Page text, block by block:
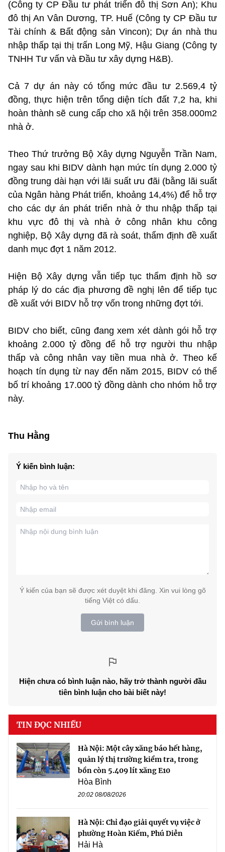
(Công ty CP Đầu tư phát triển đô thị Sơn An); Khu
đô thị An Vân Dương, TP. Huế (Công ty CP Đầu tư
Tài chính & Bất động sản Vincon); Dự án nhà thu
nhập thấp tại thị trấn Long Mỹ, Hậu Giang (Công ty
TNHH Tư vấn và Đầu tư xây dựng H&B).
Cả 7 dự án này có tổng mức đầu tư 2.569,4 tỷ
đồng, thực hiện trên tổng diện tích đất 7,2 ha, khi
hoàn thành sẽ cung cấp cho xã hội trên 358.000m2
nhà ở.
Theo Thứ trưởng Bộ Xây dựng Nguyễn Trần Nam,
ngay sau khi BIDV dành hạn mức tín dụng 2.000 tỷ
đồng trung dài hạn với lãi suất ưu đãi (bằng lãi suất
của Ngân hàng Phát triển, khoảng 14,4%) để hỗ trợ
cho các dự án phát triển nhà ở thu nhập thấp tại
khu vực đô thị và nhà ở công nhân khu công
nghiệp, Bộ Xây dựng đã rà soát, thẩm định đề xuất
danh mục đợt 1 năm 2012.
Hiện Bộ Xây dựng vẫn tiếp tục thẩm định hồ sơ
pháp lý do các địa phương đề nghị lên để tiếp tục
đề xuất với BIDV hỗ trợ vốn trong những đợt tới.
BIDV cho biết, cũng đang xem xét dành gói hỗ trợ
khoảng 2.000 tỷ đồng để hỗ trợ người thu nhập
thấp và công nhân vay tiền mua nhà ở. Theo kế
hoạch tín dụng từ nay đến năm 2015, BIDV có thể
bố trí khoảng 17.000 tỷ đồng dành cho nhóm hỗ trợ
này.
Thu Hằng
Ý kiến bình luận:
Ý kiến của bạn sẽ được xét duyệt khi đăng. Xin vui lòng gõ
tiếng Việt có dấu.
Gửi bình luận
Hiện chưa có bình luận nào, hãy trở thành người đầu
tiên bình luận cho bài biết này!
TIN ĐỌC NHIỀU
Hà Nội: Một cây xăng báo hết hàng,
quản lý thị trường kiểm tra, trong
bồn còn 5.409 lít xăng E10
Hòa Bình
20:02 08/08/2026
Hà Nội: Chỉ đạo giải quyết vụ việc ở
phường Hoàn Kiếm, Phú Diễn
Hải Hà